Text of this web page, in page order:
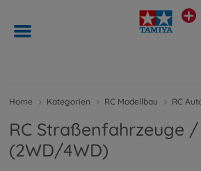
Home Kategorien RC Modellbau RC
RC Straßenfahrzeuge
(2WD/4WD)